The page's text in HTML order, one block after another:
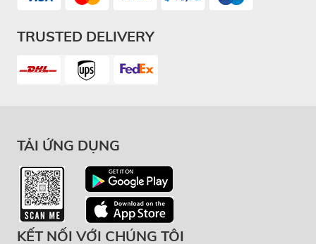
TRUSTED DELIVERY
TẢI ỨNG DỤNG
KẾT NỐI VỚI CHÚNG TÔI